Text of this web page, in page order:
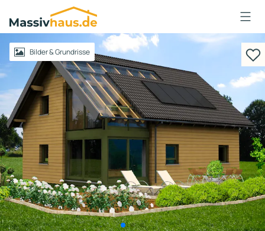
Massivhaus
Logo
AnmeldenBilder & Grundrisse